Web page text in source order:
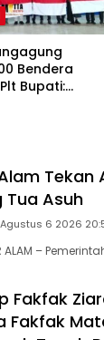
Bendera
Bupati:
Tekan
Tua Asuh
6 2026
ALAM –
Fakfak
Fakfak